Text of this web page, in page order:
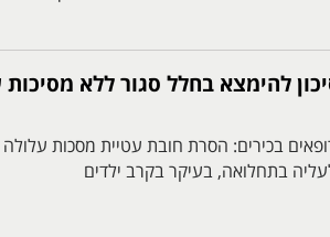
להימצא בחלל סגור ללא מסיכות
בכירים: הסרת חובת עטיית מסכות עלולה
בתחלואה, בעיקר בקרב ילדים